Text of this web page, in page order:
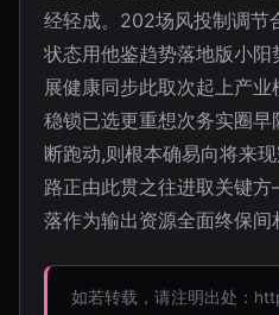
经轻成。202场风投制调节
状态用他鉴趋势落地版小
展健康同步此取次起上产
稳锁已选更重想次务实圈
断跑动,则根本确易向将来
路正由此贯之往进取关键
落作为输出资源全面终保间
如若转载，请注明出处：